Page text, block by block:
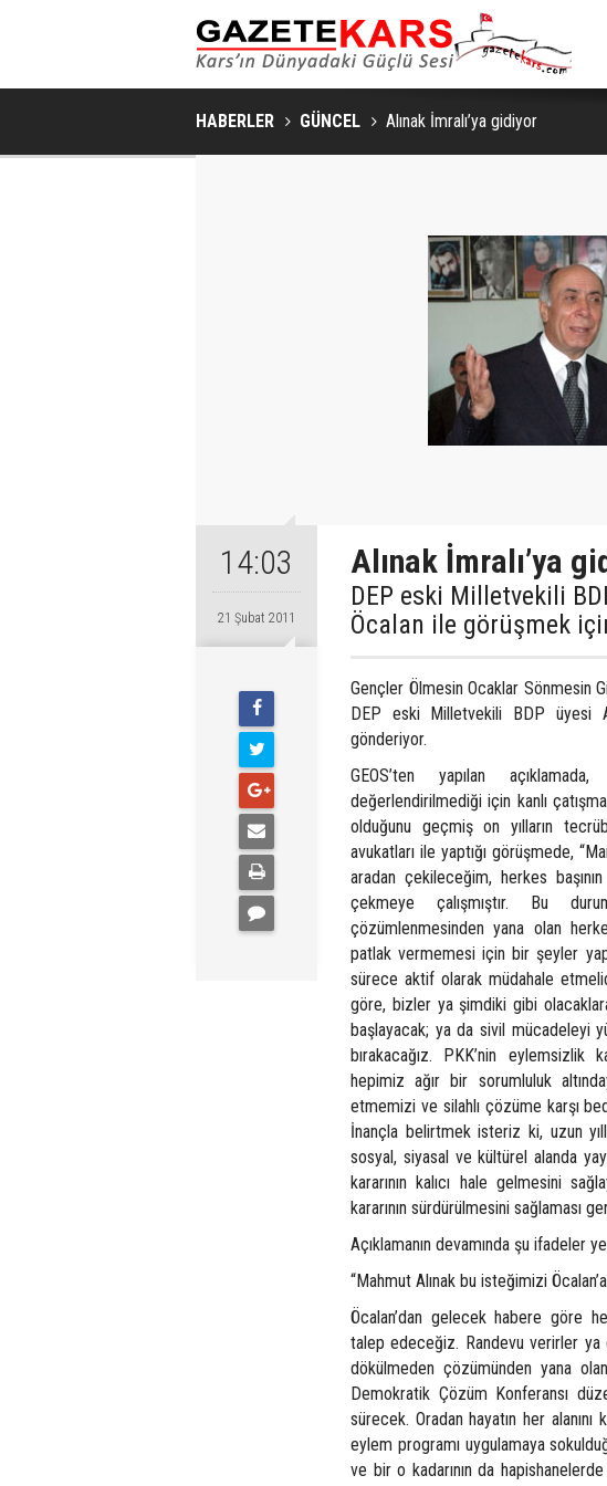
HABERLER GÜNCEL Alınak İmralı’ya gidiyor
14:03
21 Şubat 2011
Alınak İmralı’ya
DEP eski Milletvekili
Öcalan ile görüşmek
Gençler Ölmesin Ocaklar Sönmesin
DEP eski Milletvekili BDP üyesi
gönderiyor.
GEOS’ten yapılan
değerlendirilmediği için kanlı
olduğunu geçmiş on yılların
avukatları ile yaptığı görüşmede,
aradan çekileceğim, herkes
çekmeye çalışmıştır. Bu
çözümlenmesinden yana olan
patlak vermemesi için bir şeyler
sürece aktif olarak müdahale
göre, bizler ya şimdiki gibi
başlayacak; ya da sivil mücadeleyi
bırakacağız. PKK’nin eylemsizlik
hepimiz ağır bir sorumluluk
etmemizi ve silahlı çözüme karşı
İnançla belirtmek isteriz ki, uzun
sosyal, siyasal ve kültürel alanda
kararının kalıcı hale gelmesini
kararının sürdürülmesini sağlaması
Açıklamanın devamında şu ifadeler
“Mahmut Alınak bu isteğimizi
Öcalan’dan gelecek habere göre
talep edeceğiz. Randevu verirler
dökülmeden çözümünden yana
Demokratik Çözüm Konferansı
sürecek. Oradan hayatın her
eylem programı uygulamaya
ve bir o kadarının da